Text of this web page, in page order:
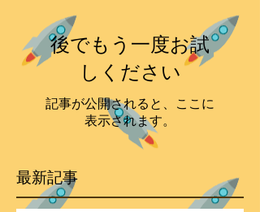
後でもう一度お試
しください
記事が公開されると、ここに
表示されます。
最新記事